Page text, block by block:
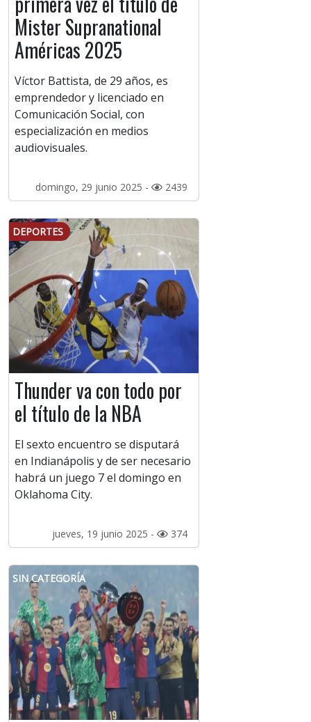
Mister Supranational
Américas 2025
Víctor Battista, de 29 años, es
emprendedor y licenciado en
Comunicación Social, con
especialización en medios
audiovisuales.
domingo, 29 junio 2025 - 2439
DEPORTES
Thunder va con todo por
el título de la NBA
El sexto encuentro se disputará
en Indianápolis y de ser necesario
habrá un juego 7 el domingo en
Oklahoma City.
jueves, 19 junio 2025 - 374
SIN CATEGORÍA